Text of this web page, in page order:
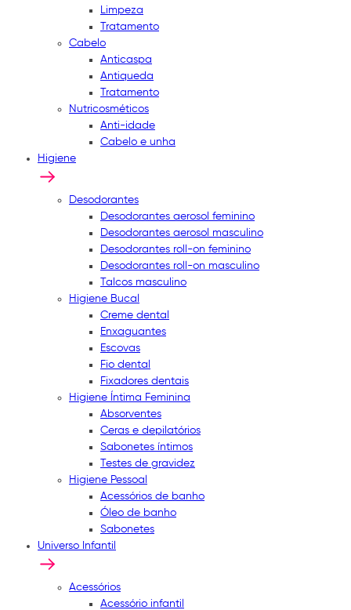
Limpeza
Tratamento
Cabelo
Anticaspa
Antiqueda
Tratamento
Nutricosméticos
Anti-idade
Cabelo e unha
Higiene
Desodorantes
Desodorantes aerosol feminino
Desodorantes aerosol masculino
Desodorantes roll-on feminino
Desodorantes roll-on masculino
Talcos masculino
Higiene Bucal
Creme dental
Enxaguantes
Escovas
Fio dental
Fixadores dentais
Higiene Íntima Feminina
Absorventes
Ceras e depilatórios
Sabonetes íntimos
Testes de gravidez
Higiene Pessoal
Acessórios de banho
Óleo de banho
Sabonetes
Universo Infantil
Acessórios
Acessório infantil